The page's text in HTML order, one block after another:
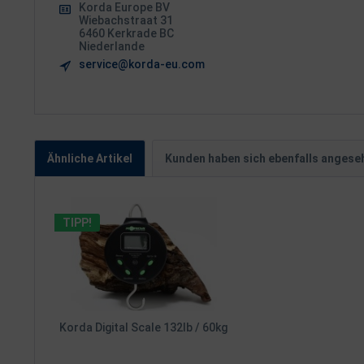
Korda Europe BV
Wiebachstraat 31
6460 Kerkrade BC
Niederlande
service@korda-eu.com
Ähnliche Artikel Kunden haben sich ebenfalls
TIPP!
Korda Digital Scale 132lb / 60kg